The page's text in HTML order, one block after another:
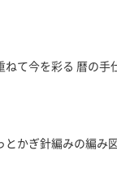
ねて今を彩る 暦の手
とかぎ針編みの編み